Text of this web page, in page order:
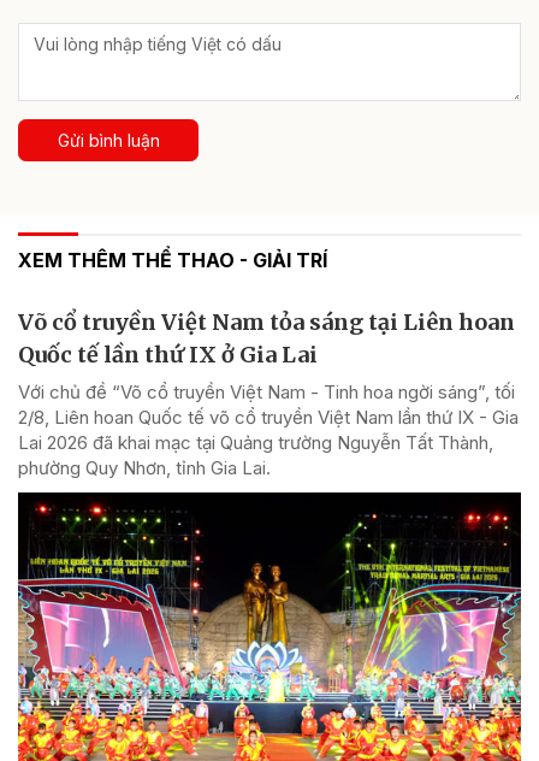
Gửi bình luận
XEM THÊM THỂ THAO - GIẢI TRÍ
Võ cổ truyền Việt Nam tỏa sáng tại Liên hoan
Quốc tế lần thứ IX ở Gia Lai
Với chủ đề “Võ cổ truyền Việt Nam - Tinh hoa ngời sáng”, tối
2/8, Liên hoan Quốc tế võ cổ truyền Việt Nam lần thứ IX - Gia
Lai 2026 đã khai mạc tại Quảng trường Nguyễn Tất Thành,
phường Quy Nhơn, tỉnh Gia Lai.